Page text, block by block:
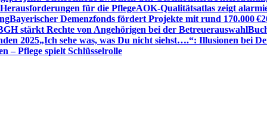
für die PflegeAOK-Qualitätsatlas zeigt
Bayerischer Demenzfonds fördert Projekte mit rund 170.000 €
stärkt Rechte von Angehörigen bei der Betreuerauswahl
2025„Ich sehe was, was Du nicht siehst….“: Illusionen bei
– Pflege spielt Schlüsselrolle